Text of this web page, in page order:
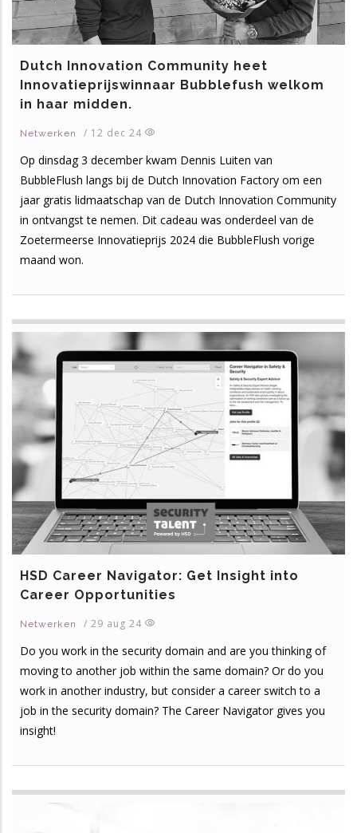
Dutch Innovation Community heet
Innovatieprijswinnaar Bubblefush welkom
in haar midden.
Netwerken / 12 dec 24
Op dinsdag 3 december kwam Dennis Luiten van
BubbleFlush langs bij de Dutch Innovation Factory om een
jaar gratis lidmaatschap van de Dutch Innovation Community
in ontvangst te nemen. Dit cadeau was onderdeel van de
Zoetermeerse Innovatieprijs 2024 die BubbleFlush vorige
maand won.
HSD Career Navigator: Get Insight into
Career Opportunities
Netwerken / 29 aug 24
Do you work in the security domain and are you thinking of
moving to another job within the same domain? Or do you
work in another industry, but consider a career switch to a
job in the security domain? The Career Navigator gives you
insight!